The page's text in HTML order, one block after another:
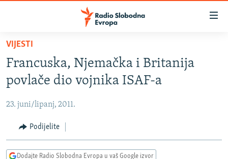
Pređite
glavni
sadržaj
Pređite
na
navigaciju
Pređite
na
BOSNA I HERCEGOVINA
SRBIJA
KOSOVO
CRNA GORA
VIJESTI
Francuska, Njemačka i Britanija
povlače dio vojnika ISAF-a
23. juni/lipanj, 2011.
Podijelite
Dodajte Radio Slobodna Evropa u vaš Google izvor